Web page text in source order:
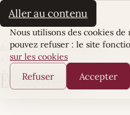
Aller au contenu
La Sultane
Accueil·Pouvoir & Influence·
ARTICLES
ÉcoSphères
Cookies
Nous utilisons des cookies
pouvez refuser : le site
sur les cookies
Refuser Accepter